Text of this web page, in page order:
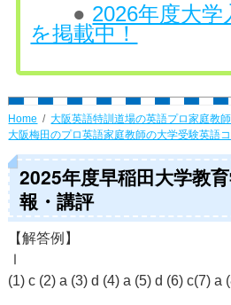
● 2026年度大学
を掲載中！
Home
大阪英語特訓道場の英語プロ家庭教師
大阪梅田のプロ英語家庭教師の大学受験英語
2025年度早稲田大学教
報・講評
【解答例】
Ⅰ
(1) c (2) a (3) d (4) a (5) d (6) c(7) a